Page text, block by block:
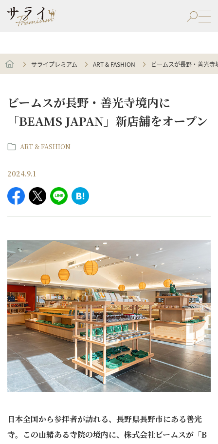
サライプレミアム ART & FASHION ビームスが長野・善光寺
ビームスが長野・善光寺境内に
「BEAMS JAPAN」新店舗をオープン
ART & FASHION
2024.9.1
日本全国から参拝者が訪れる、長野県長野市にある善光
寺。この由緒ある寺院の境内に、株式会社ビームスが「B